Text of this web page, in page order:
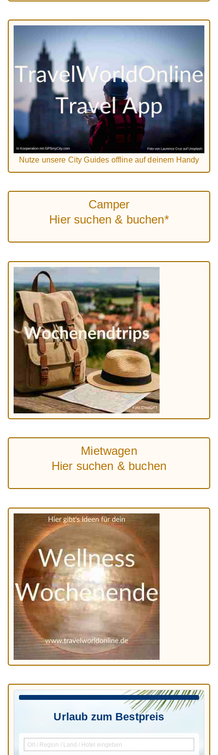
Nutze unsere City Guides offline auf deinem Handy
Camper
Hier suchen & buchen*
Mietwagen
Hier suchen & buchen
Urlaub zum Bestpreis